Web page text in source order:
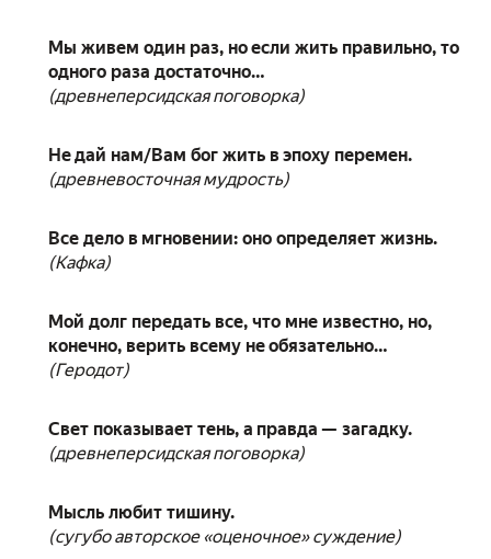
Мы живем один раз, но если жить правильно, то
одного раза достаточно…
(древнеперсидская поговорка)
Не дай нам/Вам бог жить в эпоху перемен.
(древневосточная мудрость)
Все дело в мгновении: оно определяет жизнь.
(Кафка)
Мой долг передать все, что мне известно, но,
конечно, верить всему не обязательно…
(Геродот)
Свет показывает тень, а правда — загадку.
(древнеперсидская поговорка)
Мысль любит тишину.
(сугубо авторское «оценочное» суждение)